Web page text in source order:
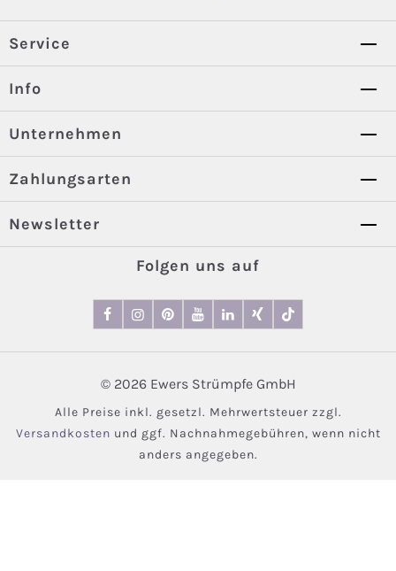
Service
Info
Unternehmen
Zahlungsarten
Newsletter
Folgen uns auf
© 2026 Ewers Strümpfe GmbH
Alle Preise inkl. gesetzl. Mehrwertsteuer zzgl.
Versandkosten und ggf. Nachnahmegebühren, wenn nicht
anders angegeben.